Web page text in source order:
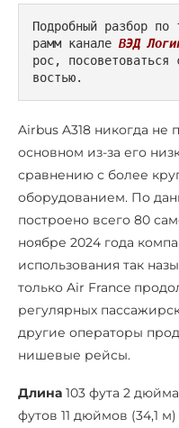
Подробный разбор по
рамм канале ВЭД
рос, посоветоваться
востью.
Airbus A318 никогда не
основном из-за его
сравнению с более
оборудованием. По
построено всего 80
ноябре 2024 года
использования так
только Air France
регулярных
другие операторы
нишевые рейсы.
Длина 103 фута 2
футов 11 дюймов (34,1 м)